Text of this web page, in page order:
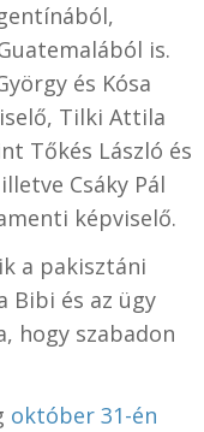
is.
és Kósa
Tilki Attila
Tőkés László és
Csáky Pál
képviselő.
a pakisztáni
Bibi és az ügy
hogy szabadon
október 31-én